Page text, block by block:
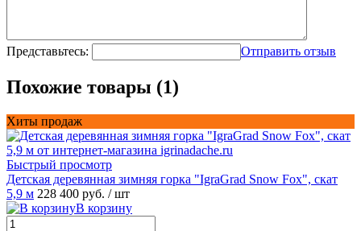
Представьтесь: Отправить отзыв
Похожие товары (1)
Хиты продаж
Быстрый просмотр
Детская деревянная зимняя горка "IgraGrad Snow Fox", скат
5,9 м 228 400 руб. / шт
В корзину